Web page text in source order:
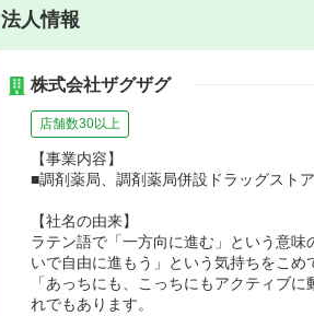
法人情報
株式会社ザグザグ
店舗数30以上
【事業内容】
■調剤薬局、調剤薬局併設ドラッグスト
【社名の由来】
ラテン語で「一方向に進む」という意
いで自由に進もう」という気持ちをこめ
「あっちにも、こっちにもアクティブ
れでもあります。